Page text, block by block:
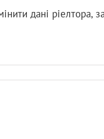
дані ріелтора,